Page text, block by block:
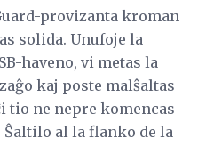
provizanta kroman
solida. Unufoje la
haveno, vi metas la
kaj poste malŝaltas
tio ne nepre komencas
al la flanko de la